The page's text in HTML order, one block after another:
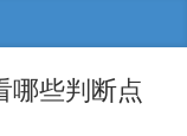
哪些判断点